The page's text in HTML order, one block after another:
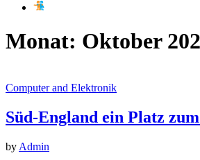
Monat: Oktober
Computer and Elektronik
Süd-England ein Platz
by Admin